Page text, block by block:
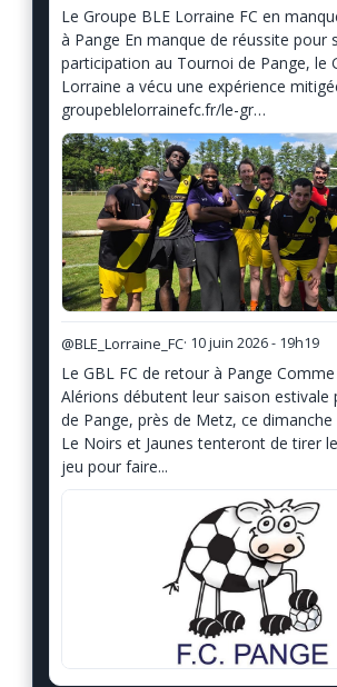
Le Groupe BLE Lorraine FC en
à Pange En manque de réussite pour
participation au Tournoi de Pange, le
Lorraine a vécu une expérience
groupeblelorrainefc.fr/le-gr…
@BLE_Lorraine_FC· 10 juin 2026 - 19h19
Le GBL FC de retour à Pange
Alérions débutent leur saison estivale
de Pange, près de Metz, ce dimanche
Le Noirs et Jaunes tenteront de tirer
jeu pour faire...